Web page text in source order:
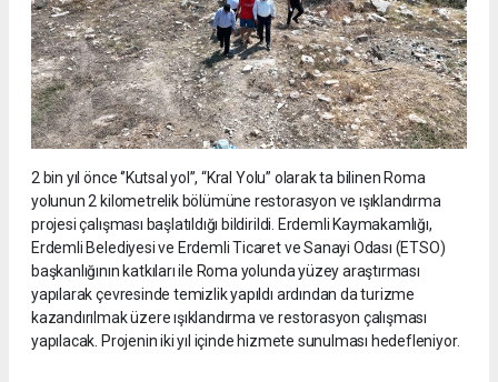
2 bin yıl önce ‘’Kutsal yol’’, “Kral Yolu” olarak ta bilinen Roma
yolunun 2 kilometrelik bölümüne restorasyon ve ışıklandırma
projesi çalışması başlatıldığı bildirildi. Erdemli Kaymakamlığı,
Erdemli Belediyesi ve Erdemli Ticaret ve Sanayi Odası (ETSO)
başkanlığının katkıları ile Roma yolunda yüzey araştırması
yapılarak çevresinde temizlik yapıldı ardından da turizme
kazandırılmak üzere ışıklandırma ve restorasyon çalışması
yapılacak. Projenin iki yıl içinde hizmete sunulması hedefleniyor.